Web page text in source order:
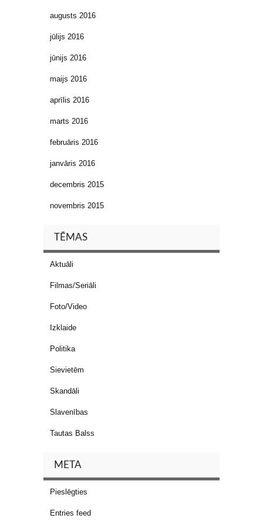
augusts 2016
jūlijs 2016
jūnijs 2016
maijs 2016
aprīlis 2016
marts 2016
februāris 2016
janvāris 2016
decembris 2015
novembris 2015
TĒMAS
Aktuāli
Filmas/Seriāli
Foto/Video
Izklaide
Politika
Sievietēm
Skandāli
Slavenības
Tautas Balss
META
Pieslēgties
Entries feed